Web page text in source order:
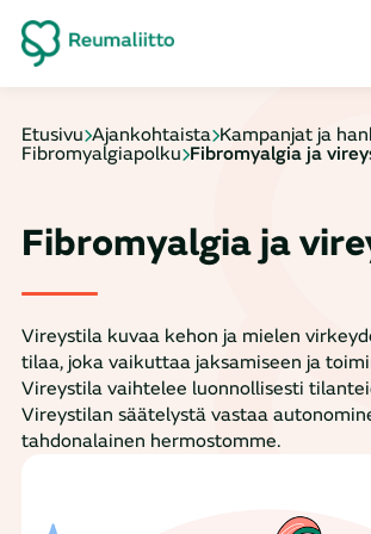
Etusivu Ajankohtaista Kampanjat ja
Fibromyalgiapolku Fibromyalgia ja
Fibromyalgia ja
Vireystila kuvaa kehon ja mielen
tilaa, joka vaikuttaa jaksamiseen ja
Vireystila vaihtelee luonnollisesti
Vireystilan säätelystä vastaa
tahdonalainen hermostomme.